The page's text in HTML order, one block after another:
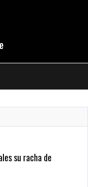
su racha de